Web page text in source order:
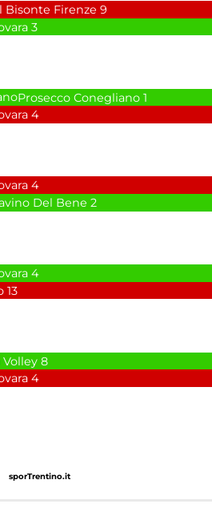
Bisonte Firenze 9
3
Prosecco Conegliano 1
4
4
Del Bene 2
4
13
Volley 8
4